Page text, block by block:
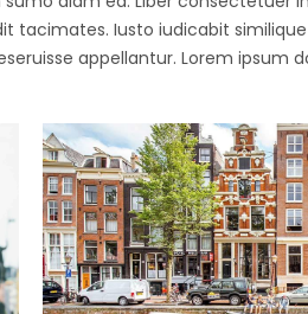
tacimates. Iusto iudicabit
appellantur. Lorem ipsum